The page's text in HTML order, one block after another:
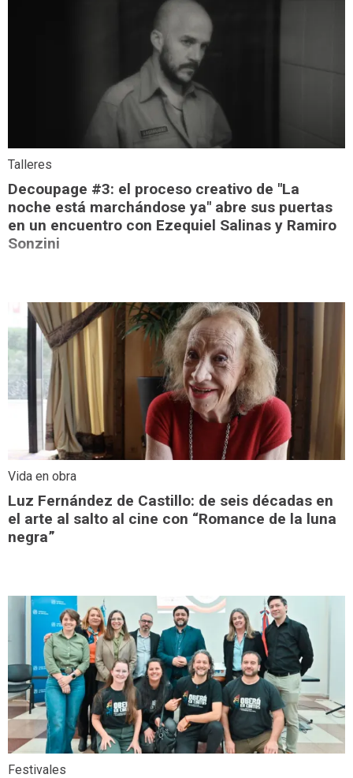
Talleres
Decoupage #3: el proceso creativo de "La
noche está marchándose ya" abre sus puertas
en un encuentro con Ezequiel Salinas y Ramiro
Sonzini
Vida en obra
Luz Fernández de Castillo: de seis décadas en
el arte al salto al cine con “Romance de la luna
negra”
Festivales